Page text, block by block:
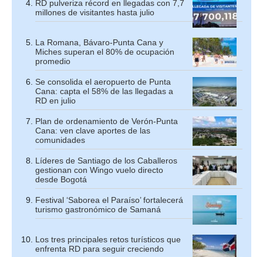
RD pulveriza récord en llegadas con 7,7
millones de visitantes hasta julio
La Romana, Bávaro-Punta Cana y
Miches superan el 80% de ocupación
promedio
Se consolida el aeropuerto de Punta
Cana: capta el 58% de las llegadas a
RD en julio
Plan de ordenamiento de Verón-Punta
Cana: ven clave aportes de las
comunidades
Líderes de Santiago de los Caballeros
gestionan con Wingo vuelo directo
desde Bogotá
Festival ‘Saborea el Paraíso’ fortalecerá
turismo gastronómico de Samaná
Los tres principales retos turísticos que
enfrenta RD para seguir creciendo